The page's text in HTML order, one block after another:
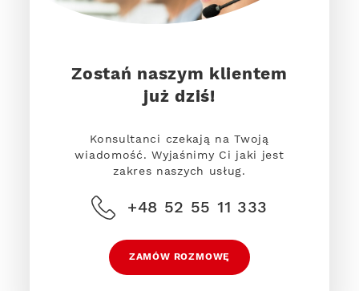
Zostań naszym klientem
już dziś!
Konsultanci czekają na Twoją
wiadomość. Wyjaśnimy Ci jaki jest
zakres naszych usług.
+48 52 55 11 333
ZAMÓW ROZMOWĘ